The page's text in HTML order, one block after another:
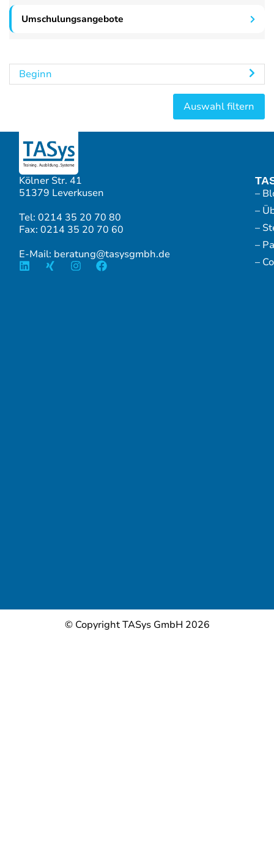
Umschulungsangebote
Beginn
Kölner Str. 41
51379 Leverkusen
Tel: 0214 35 20 70 80
Fax: 0214 35 20 70 60
E-Mail: beratung@tasysgmbh.de
–
–
–
–
–
© Copyright TASys GmbH 2026